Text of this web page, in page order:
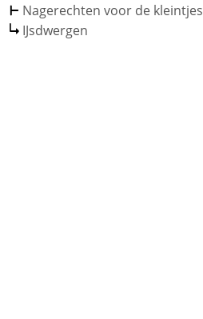
Nagerechten voor de kleintjes
IJsdwergen